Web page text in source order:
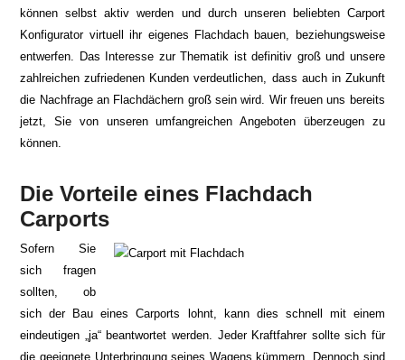
können selbst aktiv werden und durch unseren beliebten Carport
Konfigurator virtuell ihr eigenes Flachdach bauen, beziehungsweise
entwerfen. Das Interesse zur Thematik ist definitiv groß und unsere
zahlreichen zufriedenen Kunden verdeutlichen, dass auch in Zukunft
die Nachfrage an Flachdächern groß sein wird. Wir freuen uns bereits
jetzt, Sie von unseren umfangreichen Angeboten überzeugen zu
können.
Die Vorteile eines Flachdach
Carports
Sofern Sie
sich fragen
sollten, ob
sich der Bau eines Carports lohnt, kann dies schnell mit einem
eindeutigen „ja“ beantwortet werden. Jeder Kraftfahrer sollte sich für
die geeignete Unterbringung seines Wagens kümmern. Dennoch sind